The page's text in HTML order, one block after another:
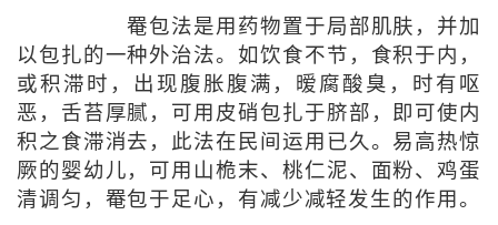
罨包法是用药物置于局部肌肤，并加
以包扎的一种外治法。如饮食不节，食积于内，
或积滞时，出现腹胀腹满，暧腐酸臭，时有呕
恶，舌苔厚腻，可用皮硝包扎于脐部，即可使内
积之食滞消去，此法在民间运用已久。易高热惊
厥的婴幼儿，可用山桅末、桃仁泥、面粉、鸡蛋
清调匀，罨包于足心，有减少减轻发生的作用。